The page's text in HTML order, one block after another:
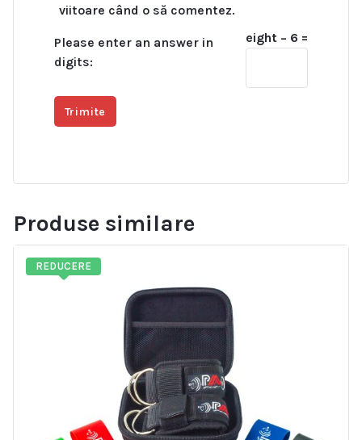
viitoare când o să comentez.
Please enter an answer in
digits:
eight − 6 =
Produse similare
REDUCERE